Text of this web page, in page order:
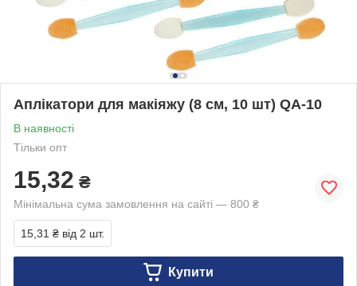
Аплікатори для макіяжу (8 см, 10 шт) QA-10
В наявності
Тільки опт
15,32 ₴
Мінімальна сума замовлення на сайті — 800 ₴
15,31 ₴ від 2 шт.
Купити